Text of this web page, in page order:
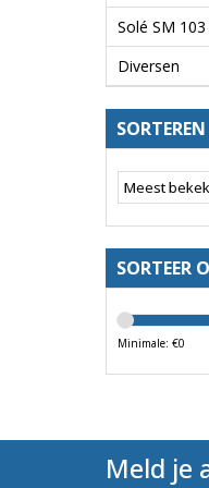
Solé SM 103
Diversen
SORTEER
Minimale: €0
Meld je